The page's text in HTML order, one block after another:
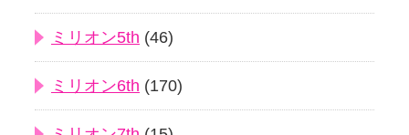
ミリオン5th (46)
ミリオン6th (170)